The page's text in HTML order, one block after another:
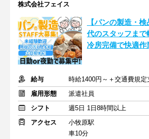
株式会社フェイス
【パンの製造・
代のスタッフまで
冷房完備で快適
給与
時給1400円～＋交通費規定
雇用形態
派遣社員
シフト
週5日 1日8時間以上
アクセス
小牧原駅
車10分